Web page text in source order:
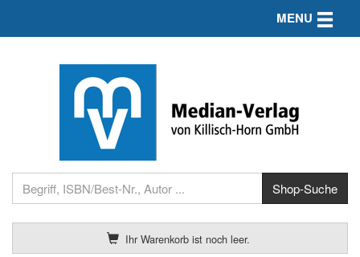
Ihr Warenkorb ist noch leer.
MENU Toggle